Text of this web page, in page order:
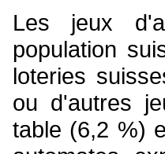
Les jeux
population
loteries
ou d'autres
table (6,2 %)